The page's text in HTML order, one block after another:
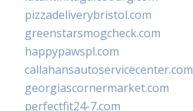
pizzadeliverybristol.com
greenstarsmogcheck.com
happypawspl.com
callahansautoservicecenter.com
georgiascornermarket.com
perfectfit24-7.com